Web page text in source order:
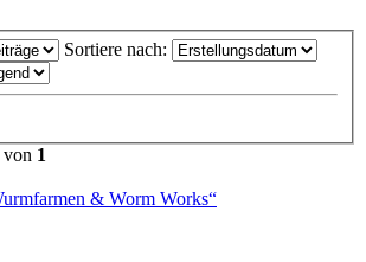
Sortiere nach:
von 1
& Worm Works“